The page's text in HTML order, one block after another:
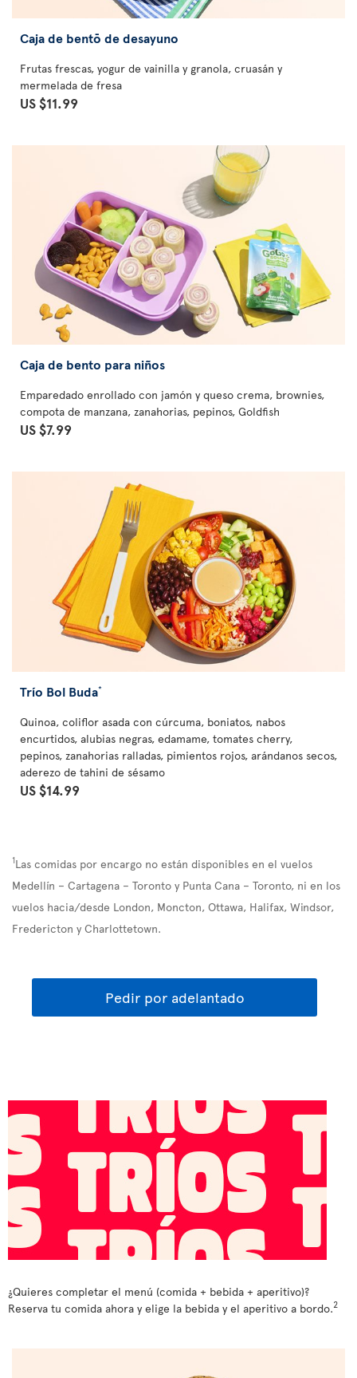
Caja de bentō de desayuno
Frutas frescas, yogur de vainilla y granola, cruasán y
mermelada de fresa
US $11.99
Caja de bento para niños
Emparedado enrollado con jamón y queso crema, brownies,
compota de manzana, zanahorias, pepinos, Goldfish
US $7.99
Trío Bol Buda*
Quinoa, coliflor asada con cúrcuma, boniatos, nabos
encurtidos, alubias negras, edamame, tomates cherry,
pepinos, zanahorias ralladas, pimientos rojos, arándanos secos,
aderezo de tahini de sésamo
US $14.99
1Las comidas por encargo no están disponibles en el vuelos
Medellín – Cartagena – Toronto y Punta Cana – Toronto, ni en los
vuelos hacia/desde London, Moncton, Ottawa, Halifax, Windsor,
Fredericton y Charlottetown.
Pedir por adelantado
¿Quieres completar el menú (comida + bebida + aperitivo)?
Reserva tu comida ahora y elige la bebida y el aperitivo a bordo.2